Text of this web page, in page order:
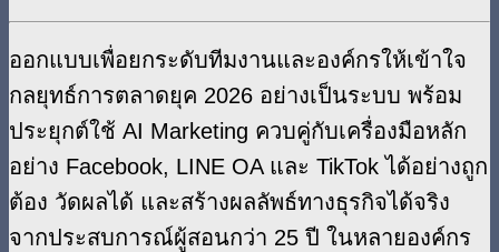
ออกแบบเพื่อยกระดับทีมงานและองค์กรให้เข้าใจ
กลยุทธ์การตลาดยุค 2026 อย่างเป็นระบบ พร้อม
ประยุกต์ใช้ AI Marketing ควบคู่กับเครื่องมือหลัก
อย่าง Facebook, LINE OA และ TikTok ได้อย่างถูก
ต้อง วัดผลได้ และสร้างผลลัพธ์ทางธุรกิจได้จริง
จากประสบการณ์ผู้สอนกว่า 25 ปี ในหลายองค์กร